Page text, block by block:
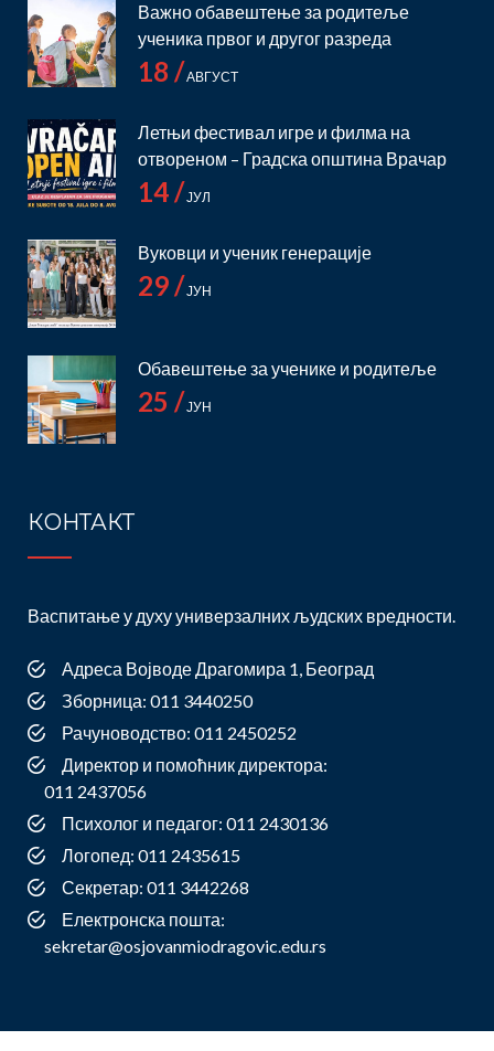
Важно обавештење за родитеље
ученика првог и другог разреда
18 /АВГУСТ
Летњи фестивал игре и филма на
отвореном – Градска општина Врачар
14 /ЈУЛ
Вуковци и ученик генерације
29 /ЈУН
Обавештење за ученике и родитеље
25 /ЈУН
КОНТАКТ
Васпитање у духу универзалних људских вредности.
Адреса Војводе Драгомира 1, Београд
Зборница: 011 3440250
Рачуноводство: 011 2450252
Директор и помоћник директора:
011 2437056
Психолог и педагог: 011 2430136
Логопед: 011 2435615
Секретар: 011 3442268
Електронска пошта:
sekretar@osjovanmiodragovic.edu.rs